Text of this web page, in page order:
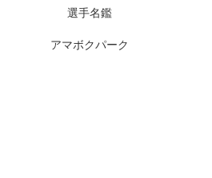
選手名鑑
アマボクパーク